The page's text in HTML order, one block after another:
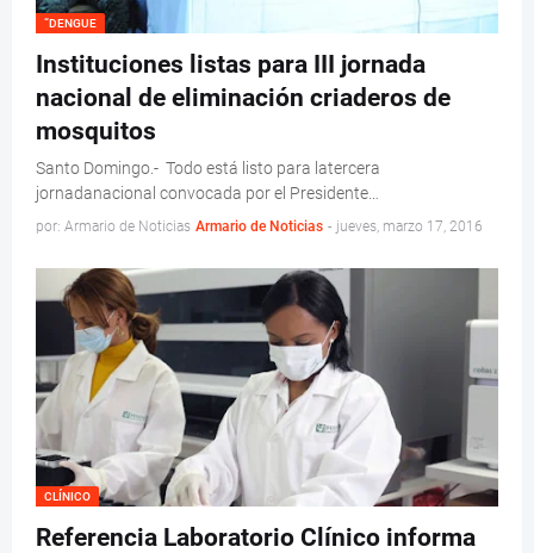
“DENGUE
Instituciones listas para III jornada
nacional de eliminación criaderos de
mosquitos
Santo Domingo.- Todo está listo para latercera
jornadanacional convocada por el Presidente…
por: Armario de Noticias Armario de Noticias - jueves, marzo 17, 2016
CLÍNICO
Referencia Laboratorio Clínico informa